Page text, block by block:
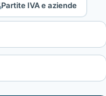
Partite IVA e aziende